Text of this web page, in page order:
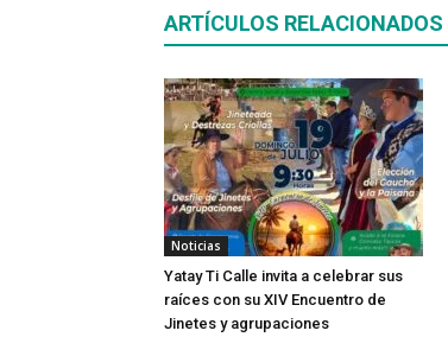
ARTÍCULOS RELACIONADOS
Noticias
Yatay Ti Calle invita a celebrar sus
raíces con su XIV Encuentro de
Jinetes y agrupaciones